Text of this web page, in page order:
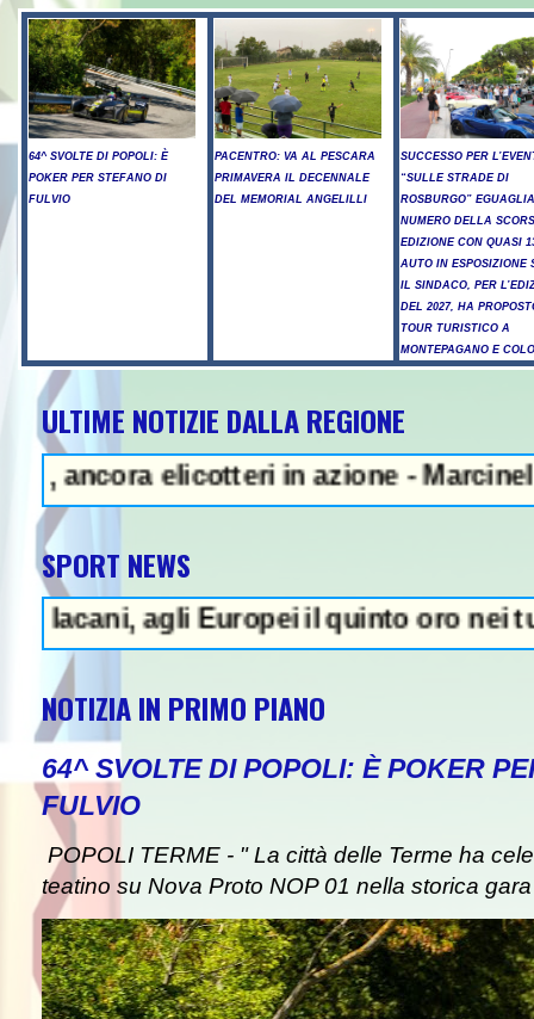
64^ SVOLTE DI POPOLI: È
POKER PER STEFANO DI
FULVIO
PACENTRO: VA AL PESCARA
PRIMAVERA IL DECENNALE
DEL MEMORIAL ANGELILLI
SUCCESSO PER
“SULLE STRADE DI
ROSBURGO”
NUMERO DELLA
EDIZIONE CON QUASI
AUTO IN ESPOSIZIONE
IL SINDACO, PER
DEL 2027, HA
TOUR TURISTICO A
MONTEPAGANO E
ULTIME NOTIZIE DALLA REGIONE
elicotteri in azione - Marcinelle,
SPORT NEWS
agli Europei il quinto oro nei tuffi
NOTIZIA IN PRIMO PIANO
64^ SVOLTE DI POPOLI: È POKER
FULVIO
POPOLI TERME - " La città delle Terme ha
teatino su Nova Proto NOP 01 nella storica gara
- Litiga con i ciclisti e li